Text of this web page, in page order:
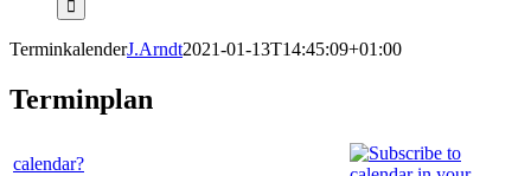
TerminkalenderJ.Arndt2021-01-13T14:45:09+01:00
Terminplan
calendar?